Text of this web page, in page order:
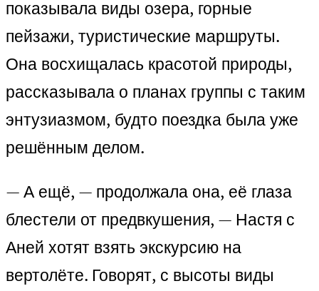
показывала виды озера, горные
пейзажи, туристические маршруты.
Она восхищалась красотой природы,
рассказывала о планах группы с таким
энтузиазмом, будто поездка была уже
решённым делом.
— А ещё, — продолжала она, её глаза
блестели от предвкушения, — Настя с
Аней хотят взять экскурсию на
вертолёте. Говорят, с высоты виды